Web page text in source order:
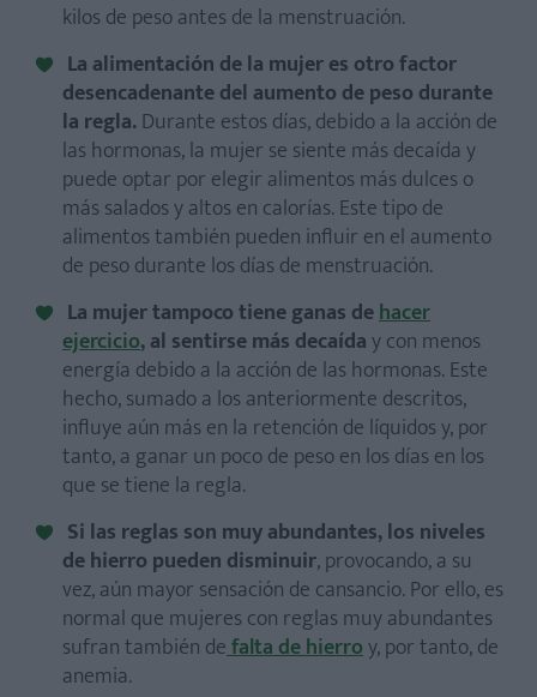
kilos de peso antes de la menstruación.
La alimentación de la mujer es otro factor
desencadenante del aumento de peso durante
la regla.Durante estos días, debido a la acción de
las hormonas, la mujer se siente más decaída y
puede optar por elegir alimentos más dulces o
más salados y altos en calorías. Este tipo de
alimentos también pueden influir en el aumento
de peso durante los días de menstruación.
La mujer tampoco tiene ganas dehacer
ejercicio, al sentirse más decaíday con menos
energía debido a la acción de las hormonas. Este
hecho, sumado a los anteriormente descritos,
influye aún más en la retención de líquidos y, por
tanto, a ganar un poco de peso en los días en los
que se tiene la regla.
Si las reglas son muy abundantes, los niveles
de hierro pueden disminuir, provocando, a su
vez, aún mayor sensación de cansancio. Por ello, es
normal que mujeres con reglas muy abundantes
sufran también defalta de hierroy, por tanto, de
anemia.